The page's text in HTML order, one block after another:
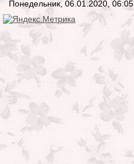
Понедельник, 06.01.2020, 06:05